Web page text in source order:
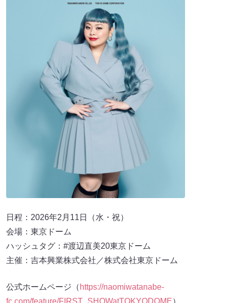
日程：2026年2月11日（水・祝）
会場：東京ドーム
ハッシュタグ：#渡辺直美20東京ドーム
主催：吉本興業株式会社／株式会社東京ドーム
公式ホームページ（ https://naomiwatanabe-
fc.com/feature/FIRST_SHOWatTOKYODOME）